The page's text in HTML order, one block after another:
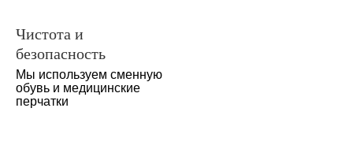
Чистота и
безопасность
Мы используем сменную
обувь и медицинские
перчатки